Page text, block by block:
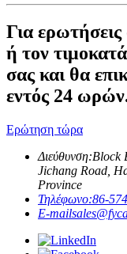
Για
ή τον
σας και θα
εντός 24
Ερώτηση τώρα
Διεύθυνση:Block
Jichang Road,
Province
Τηλέφωνο:86-
E-mail